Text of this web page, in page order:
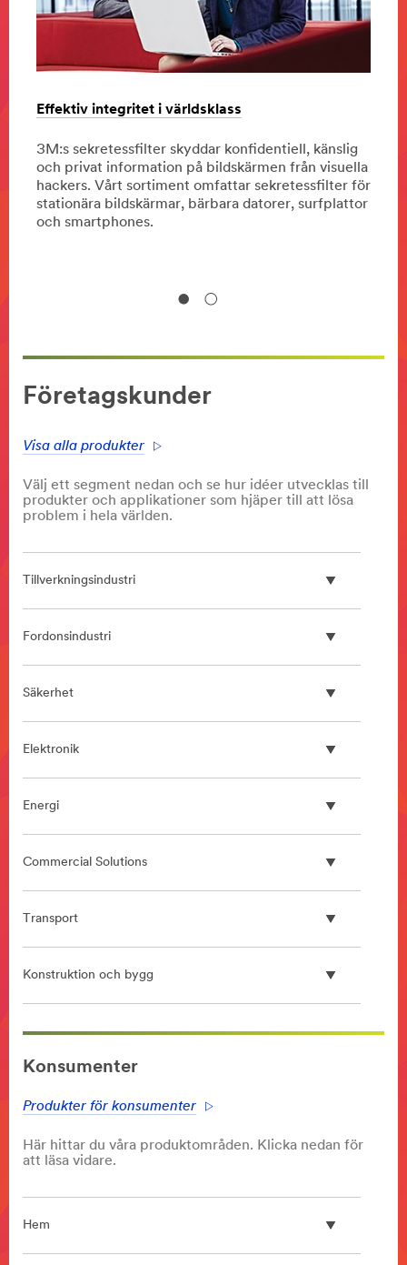
Effektiv integritet i världsklass
3M:s sekretessfilter skyddar konfidentiell, känslig
och privat information på bildskärmen från visuella
hackers. Vårt sortiment omfattar sekretessfilter för
stationära bildskärmar, bärbara datorer, surfplattor
och smartphones.
Företagskunder
Visa alla produkter
Välj ett segment nedan och se hur idéer utvecklas till
produkter och applikationer som hjäper till att lösa
problem i hela världen.
Tillverkningsindustri
Fordonsindustri
Säkerhet
Elektronik
Energi
Commercial Solutions
Transport
Konstruktion och bygg
**Site
area
**
Protector
url**
protection-
**Site
Konsumenter
Produkter för konsumenter
Här hittar du våra produktområden. Klicka nedan för
att läsa vidare.
Hem